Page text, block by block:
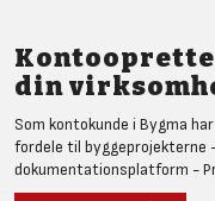
din
Som kontokunde i Bygma
fordele til byggeprojekterne
dokumentationsplatform -